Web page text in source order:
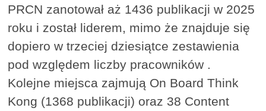
PRCN zanotował aż 1436 publikacji w 2025
roku i został liderem, mimo że znajduje się
dopiero w trzeciej dziesiątce zestawienia
pod względem liczby pracowników .
Kolejne miejsca zajmują On Board Think
Kong (1368 publikacji) oraz 38 Content